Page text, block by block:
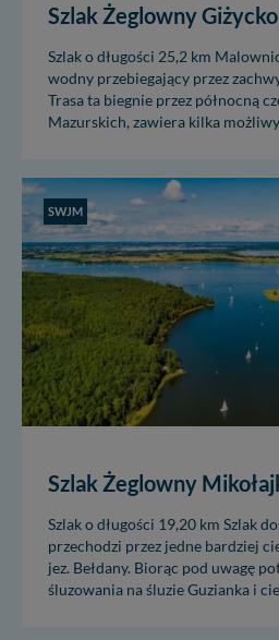
Szlak Żeglowny
Szlak o długości 25,2 km
wodny przebiegający przez
Trasa ta biegnie przez północną
Mazurskich, zawiera kilka
SWJM
Szlak Żeglowny
Szlak o długości 19,20 km Szlak
przechodzi przez jedne bardziej
jez. Bełdany. Biorąc pod uwagę
śluzowania na śluzie Guzianka i